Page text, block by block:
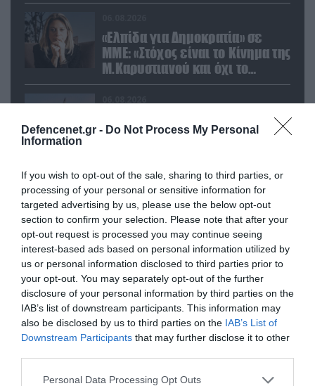
Defencenet.gr - Do Not Process My Personal
Information
If you wish to opt-out of the sale, sharing to third parties, or
processing of your personal or sensitive information for
targeted advertising by us, please use the below opt-out
section to confirm your selection. Please note that after your
opt-out request is processed you may continue seeing
interest-based ads based on personal information utilized by
us or personal information disclosed to third parties prior to
your opt-out. You may separately opt-out of the further
disclosure of your personal information by third parties on the
IAB’s list of downstream participants. This information may
also be disclosed by us to third parties on the IAB’s List of
Downstream Participants that may further disclose it to other
Please note that this website/app uses one or more Google
Personal Data Processing Opt Outs
«Ελπίδα για Δημοκρατία» σε
ΜΜΕ: «Στόχος είναι το Κίνημα της
Μ.Καρυστιανού και όχι το
διεφθαρμένο σύστημα
βαλλιστικό πύραυλο προς τη
06.08.2026
Βίντεο: Η Ρωσία εκπαιδεύει
Βορειοκορεάτες στρατιώτες σε
πεδία βολής για νέες
επιχειρήσεις
POPULAR 24H